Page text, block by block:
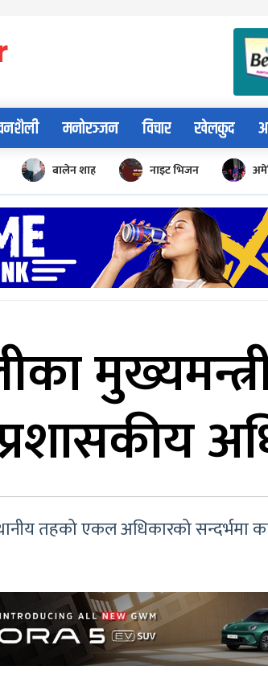
मनोरञ्जन विचार खेलकुद
बालेन शाह नाइट भिजन
तहको एकल अधिकारको सन्दर्भमा